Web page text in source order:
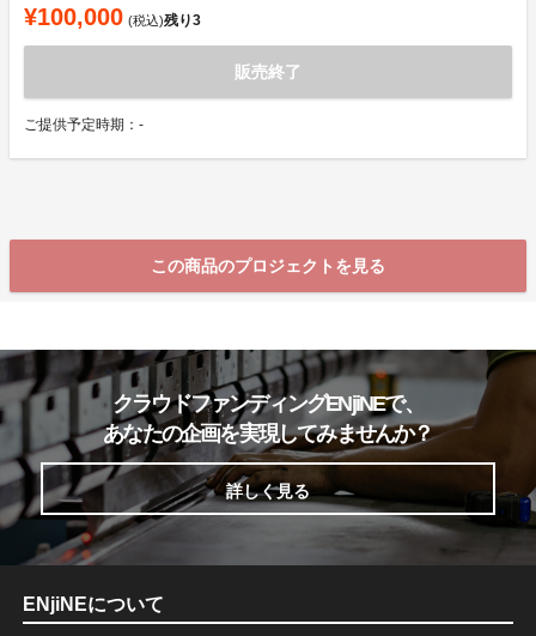
¥100,000 (税込)残り3
販売終了
ご提供予定時期：-
この商品のプロジェクトを見る
クラウドファンディングENjiNEで、
あなたの企画を実現してみませんか？
詳しく見る
ENjiNEについて